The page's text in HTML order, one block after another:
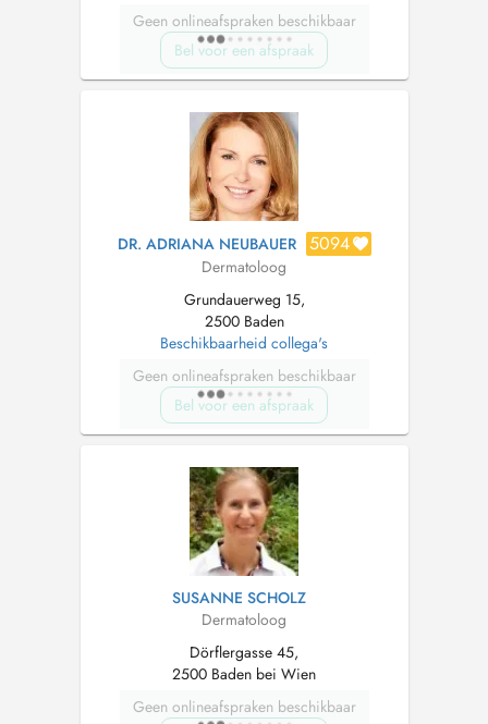
Geen onlineafspraken beschikbaar
Bel voor een afspraak
DR. ADRIANA NEUBAUER 5094
Dermatoloog
Grundauerweg 15,
2500 Baden
Beschikbaarheid collega's
Geen onlineafspraken beschikbaar
Bel voor een afspraak
SUSANNE SCHOLZ
Dermatoloog
Dörflergasse 45,
2500 Baden bei Wien
Geen onlineafspraken beschikbaar